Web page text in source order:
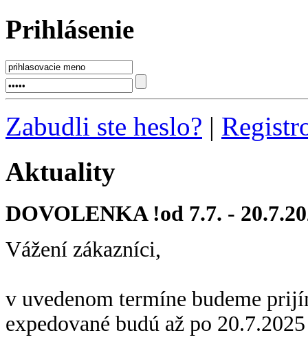
Prihlásenie
Zabudli ste heslo? |
Aktuality
DOVOLENKA !od 7.7. -
Vážení zákazníci,
v uvedenom termíne budeme
expedované budú až po